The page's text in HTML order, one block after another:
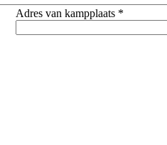
Adres van kampplaats *